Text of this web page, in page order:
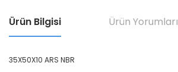
Ürün Bilgisi Ürün Yorumları
35X50X10 ARS NBR